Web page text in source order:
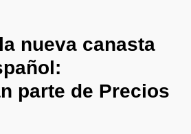
nueva canasta
parte de Precios